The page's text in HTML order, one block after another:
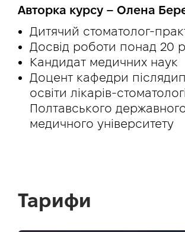
Авторка курсу – Олена
Дитячий стоматолог-
Досвід роботи понад 20
Кандидат медичних наук
Доцент кафедри
освіти лікарів-
Полтавського
медичного університету
Тарифи